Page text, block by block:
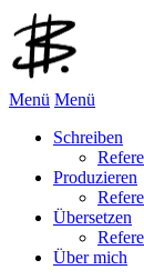
Menü Menü
Schreiben
Produzieren
Übersetzen
Über mich